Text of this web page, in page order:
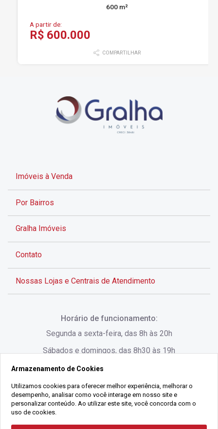
600 m²
A partir de:
R$ 600.000
COMPARTILHAR
Imóveis à Venda
Por Bairros
Gralha Imóveis
Contato
Nossas Lojas e Centrais de Atendimento
SC
(48) 3220-1045
Horário de funcionamento:
Segunda a sexta-feira, das 8h às 20h
Sábados e domingos, das 8h30 às 19h
Armazenamento de Cookies
Utilizamos cookies para oferecer melhor experiência, melhorar o
desempenho, analisar como você interage em nosso site e
personalizar conteúdo. Ao utilizar este site, você concorda com o
uso de cookies.